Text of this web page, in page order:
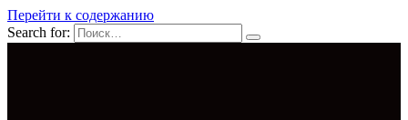
Перейти к содержанию
Search for: